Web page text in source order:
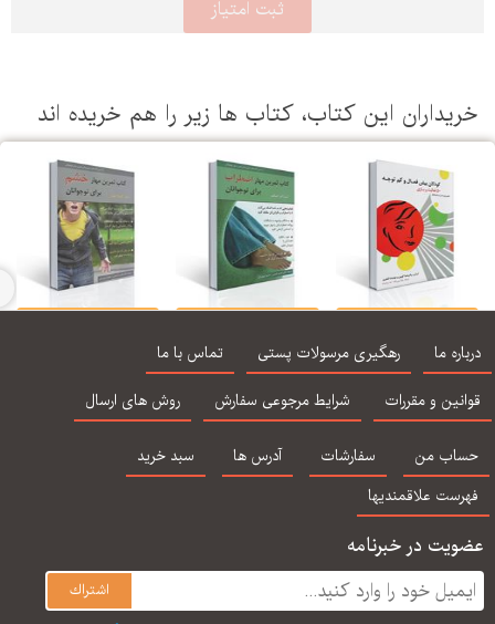
این كتاب، كتاب ها زیر را هم خریده اند
كم توجه - ۵۰ فعالیت
و بازی
اضطراب برای نوجوانان
خشم برای نوجوانان
ما رهگیری مرسولات پستی
تماس با ما
و مقررات
شرایط مرجوعی سفارش روش های ارسال
من سفارشات آدرس ها
سبد خرید
علاقمندیها
در خبرنامه